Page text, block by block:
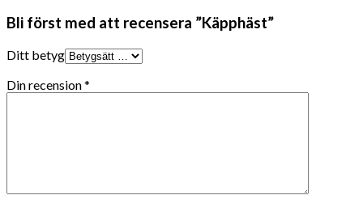
Bli först med att recensera ”Käpphäst”
Ditt betyg
Din recension*